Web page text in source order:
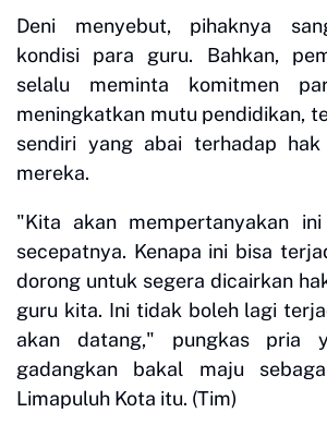
Deni menyebut, pihaknya
kondisi para guru. Bahkan,
selalu meminta komitmen
meningkatkan mutu pendidikan,
sendiri yang abai terhadap hak
mereka.
"Kita akan mempertanyakan
secepatnya. Kenapa ini bisa
dorong untuk segera dicairkan
guru kita. Ini tidak boleh lagi
akan datang," pungkas pria
gadangkan bakal maju
Limapuluh Kota itu. (Tim)